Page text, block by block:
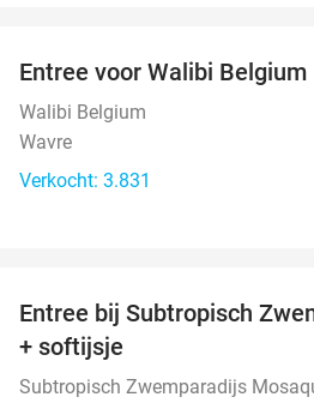
Entree voor Walibi Belgium
Walibi Belgium
Wavre
Verkocht: 3.831
Entree bij Subtropisch
+ softijsje
Subtropisch Zwemparadijs